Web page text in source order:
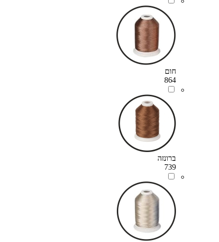
חום
864
ברונזה
739